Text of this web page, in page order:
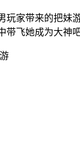
玩家带来的把妹
飞她成为大神吧